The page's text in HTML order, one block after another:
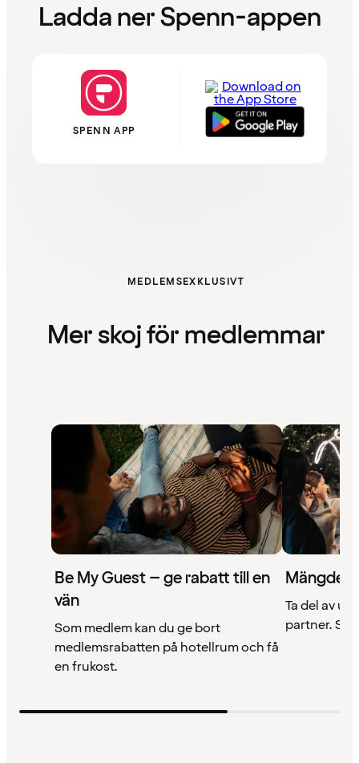
Ladda ner Spenn-appen
SPENN APP
MEDLEMSEXKLUSIVT
Mer skoj för medlemmar
Be My Guest – ge rabatt till en
vän
Som medlem kan du ge bort
medlemsrabatten på hotellrum och få
en frukost.
Mängder
Ta del av
partner. Se